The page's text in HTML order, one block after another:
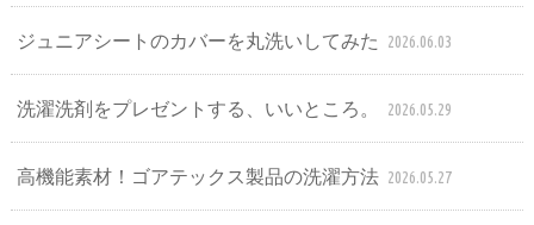
ジュニアシートのカバーを丸洗いしてみた 2026.06.03
洗濯洗剤をプレゼントする、いいところ。 2026.05.29
高機能素材！ゴアテックス製品の洗濯方法 2026.05.27